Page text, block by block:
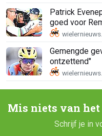
Patrick
goed voor
Gemengde
ontzettend"
Mis niets van
Schrijf je in